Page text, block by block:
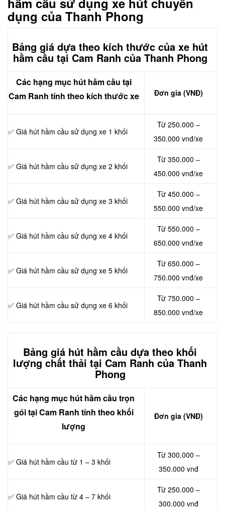
dụng của Thanh Phong
Bảng giá dựa theo kích thước của xe hút
hầm cầu tại Cam Ranh của Thanh Phong
Các hạng mục hút hầm cầu tại
Cam Ranh tính theo kích thước xe
Đơn gia (VNĐ)
✅ Giá hút hầm cầu sử dụng xe 1 khối
Từ 250.000 –
350.000 vnđ/xe
✅ Giá hút hầm cầu sử dụng xe 2 khối
Từ 350.000 –
450.000 vnđ/xe
✅ Giá hút hầm cầu sử dụng xe 3 khối
Từ 450.000 –
550.000 vnđ/xe
✅ Giá hút hầm cầu sử dụng xe 4 khối
Từ 550.000 –
650.000 vnđ/xe
✅ Giá hút hầm cầu sử dụng xe 5 khối
Từ 650.000 –
750.000 vnđ/xe
✅ Giá hút hầm cầu sử dụng xe 6 khối
Từ 750.000 –
850.000 vnđ/xe
Bảng giá hút hầm cầu dựa theo khối
lượng chất thải tại Cam Ranh của Thanh
Phong
Các hạng mục hút hầm cầu trọn
gói tại Cam Ranh tính theo khối
lượng
Đơn gia (VNĐ)
✅ Giá hút hầm cầu từ 1 – 3 khối
Từ 300.000 –
350.000 vnđ
✅ Giá hút hầm cầu từ 4 – 7 khối
Từ 250.000 –
300.000 vnđ